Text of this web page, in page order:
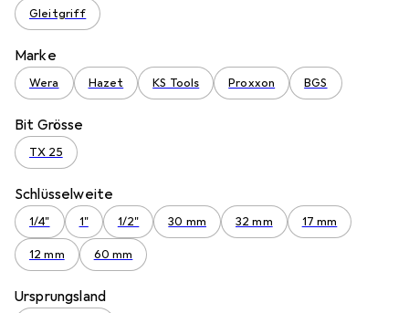
Gleitgriff
Marke
Wera Hazet KS Tools Proxxon BGS
Bit Grösse
TX 25
Schlüsselweite
1/4" 1" 1/2" 30 mm 32 mm 17 mm
12 mm 60 mm
Ursprungsland